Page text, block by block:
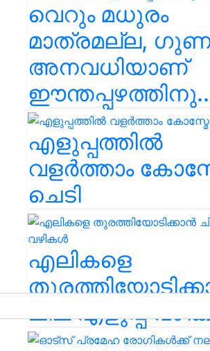
വെറും മധുരം
മാത്രമല്ല,
അനവധിയാണ്
എളുപ്പത്തിൽ
വളർത്താം
ചെടി
എലികളെ
ചില എളുപ്പ